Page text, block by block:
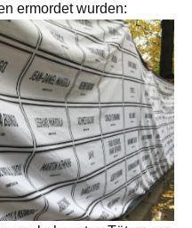
ermordet wurden: